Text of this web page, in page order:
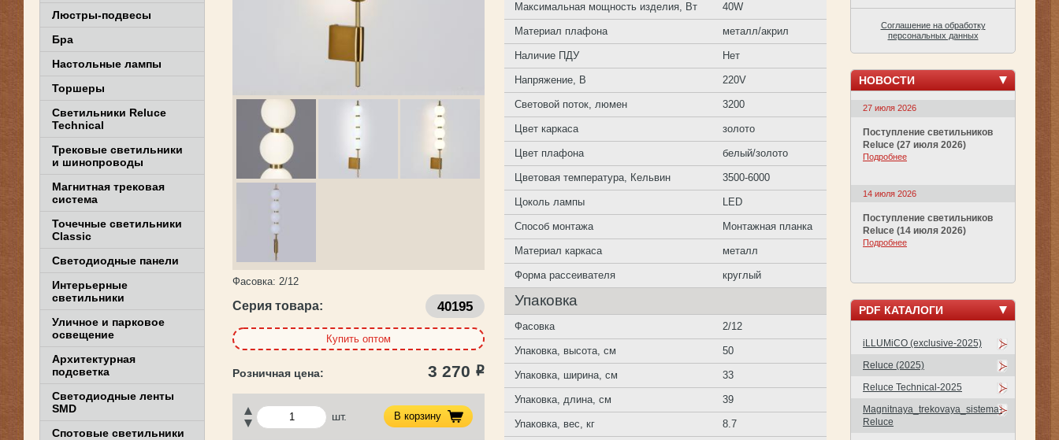
Фасовка: 2/12
Серия товара: 40195
Купить оптом
3 270 Р
шт. В корзину
Максимальная мощность изделия, Вт 40W
Материал плафона металл/акрил
Наличие ПДУ Нет
Напряжение, В 220V
Световой поток, люмен 3200
Цвет каркаса золото
Цвет плафона белый/золото
Цветовая температура, Кельвин 3500-6000
Цоколь лампы LED
Способ монтажа Монтажная планка
Материал каркаса металл
Форма рассеивателя круглый
Упаковка
Фасовка 2/12
Упаковка, высота, см 50
Упаковка, ширина, см 33
Упаковка, длина, см 39
Упаковка, вес, кг 8.7
Люстры-подвесы
Бра
Настольные лампы
Торшеры
Светильники Reluce
Technical
Трековые светильники
и шинопроводы
Магнитная трековая
система
Точечные светильники
Classic
Светодиодные панели
Интерьерные
светильники
Уличное и парковое
освещение
Архитектурная
подсветка
Светодиодные ленты
SMD
Спотовые светильники
Соглашение на обработку
персональных данных
НОВОСТИ
27 июля 2026
Поступление светильников
Reluce (27 июля 2026)
Подробнее
14 июля 2026
Поступление светильников
Reluce (14 июля 2026)
Подробнее
PDF КАТАЛОГИ
iLLUMiCO (exclusive-2025)
Reluce (2025)
Reluce Technical-2025
Magnitnaya_trekovaya_sistema-
Reluce